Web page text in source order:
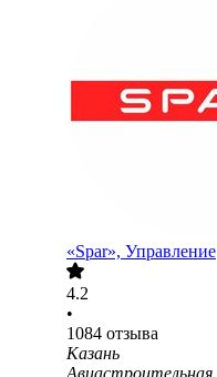
«Spar», Управление
4.2
•
1084 отзыва
Казань